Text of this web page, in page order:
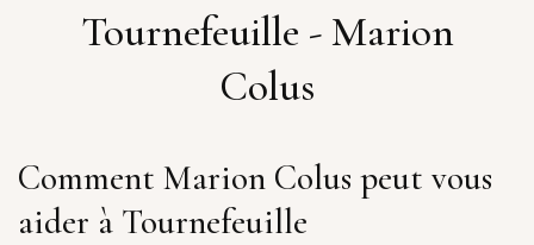
Tournefeuille - Marion
Colus
Comment Marion Colus peut vous
aider à Tournefeuille